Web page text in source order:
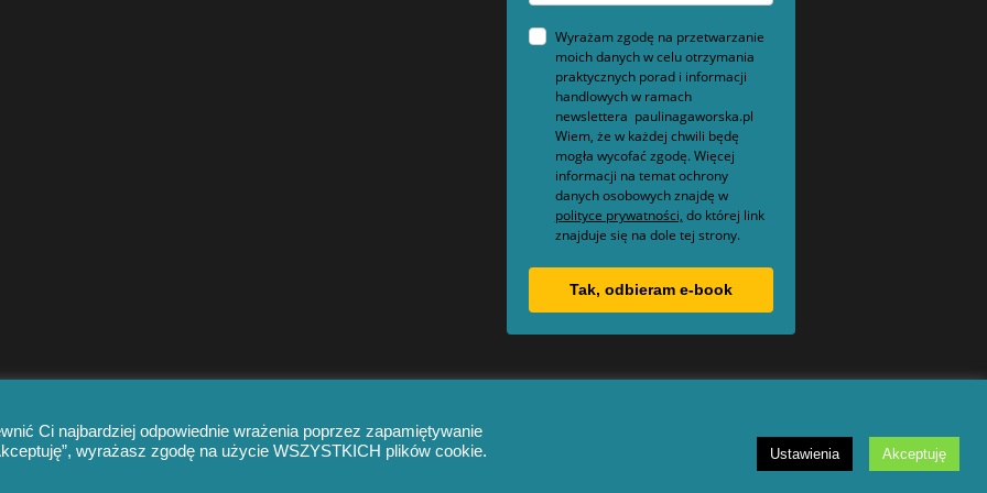
Wyrażam zgodę na przetwarzanie
moich danych w celu otrzymania
praktycznych porad i informacji
handlowych w ramach
newslettera paulinagaworska.pl
Wiem, że w każdej chwili będę
mogła wycofać zgodę. Więcej
informacji na temat ochrony
danych osobowych znajdę w
polityce prywatności, do której link
znajduje się na dole tej strony.
Tak, odbieram e-book
Ci najbardziej odpowiednie wrażenia poprzez zapamiętywanie
wyrażasz zgodę na użycie WSZYSTKICH plików cookie.
Ustawienia Akceptuję